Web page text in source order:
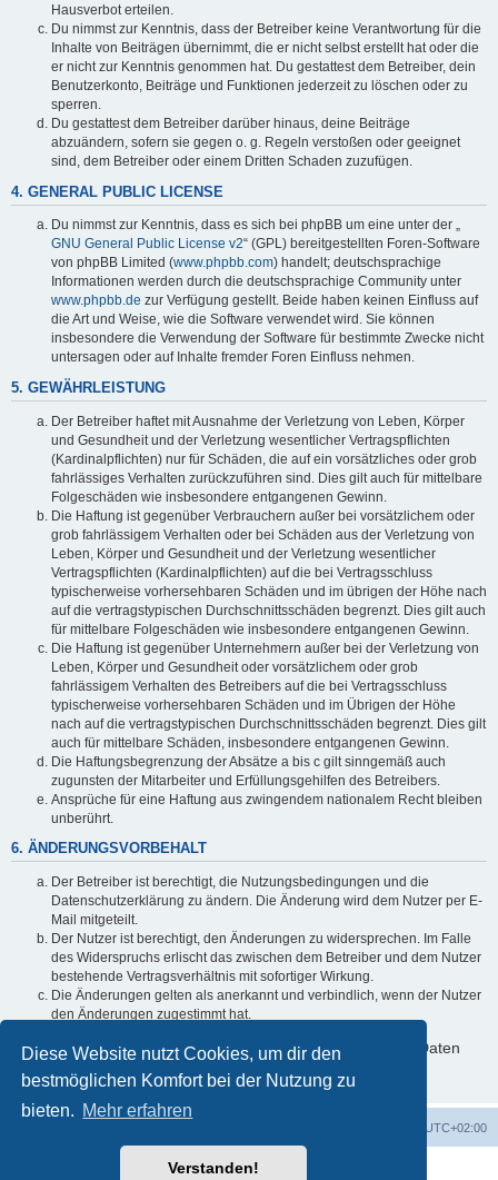
Diese Website nutzt Cookies, um dir den
bestmöglichen Komfort bei der Nutzung zu
bieten. Mehr erfahren
Verstanden!
Hausverbot erteilen.
Du nimmst zur Kenntnis, dass der Betreiber keine Verantwortung für die
Inhalte von Beiträgen übernimmt, die er nicht selbst erstellt hat oder die
er nicht zur Kenntnis genommen hat. Du gestattest dem Betreiber, dein
Benutzerkonto, Beiträge und Funktionen jederzeit zu löschen oder zu
sperren.
Du gestattest dem Betreiber darüber hinaus, deine Beiträge
abzuändern, sofern sie gegen o. g. Regeln verstoßen oder geeignet
sind, dem Betreiber oder einem Dritten Schaden zuzufügen.
4. GENERAL PUBLIC LICENSE
Du nimmst zur Kenntnis, dass es sich bei phpBB um eine unter der „
GNU General Public License v2“ (GPL) bereitgestellten Foren-Software
von phpBB Limited (www.phpbb.com) handelt; deutschsprachige
Informationen werden durch die deutschsprachige Community unter
www.phpbb.de zur Verfügung gestellt. Beide haben keinen Einfluss auf
die Art und Weise, wie die Software verwendet wird. Sie können
insbesondere die Verwendung der Software für bestimmte Zwecke nicht
untersagen oder auf Inhalte fremder Foren Einfluss nehmen.
5. GEWÄHRLEISTUNG
Der Betreiber haftet mit Ausnahme der Verletzung von Leben, Körper
und Gesundheit und der Verletzung wesentlicher Vertragspflichten
(Kardinalpflichten) nur für Schäden, die auf ein vorsätzliches oder grob
fahrlässiges Verhalten zurückzuführen sind. Dies gilt auch für mittelbare
Folgeschäden wie insbesondere entgangenen Gewinn.
Die Haftung ist gegenüber Verbrauchern außer bei vorsätzlichem oder
grob fahrlässigem Verhalten oder bei Schäden aus der Verletzung von
Leben, Körper und Gesundheit und der Verletzung wesentlicher
Vertragspflichten (Kardinalpflichten) auf die bei Vertragsschluss
typischerweise vorhersehbaren Schäden und im übrigen der Höhe nach
auf die vertragstypischen Durchschnittsschäden begrenzt. Dies gilt auch
für mittelbare Folgeschäden wie insbesondere entgangenen Gewinn.
Die Haftung ist gegenüber Unternehmern außer bei der Verletzung von
Leben, Körper und Gesundheit oder vorsätzlichem oder grob
fahrlässigem Verhalten des Betreibers auf die bei Vertragsschluss
typischerweise vorhersehbaren Schäden und im Übrigen der Höhe
nach auf die vertragstypischen Durchschnittsschäden begrenzt. Dies gilt
auch für mittelbare Schäden, insbesondere entgangenen Gewinn.
Die Haftungsbegrenzung der Absätze a bis c gilt sinngemäß auch
zugunsten der Mitarbeiter und Erfüllungsgehilfen des Betreibers.
Ansprüche für eine Haftung aus zwingendem nationalem Recht bleiben
unberührt.
6. ÄNDERUNGSVORBEHALT
Der Betreiber ist berechtigt, die Nutzungsbedingungen und die
Datenschutzerklärung zu ändern. Die Änderung wird dem Nutzer per E-
Mail mitgeteilt.
Der Nutzer ist berechtigt, den Änderungen zu widersprechen. Im Falle
des Widerspruchs erlischt das zwischen dem Betreiber und dem Nutzer
bestehende Vertragsverhältnis mit sofortiger Wirkung.
Die Änderungen gelten als anerkannt und verbindlich, wenn der Nutzer
den Änderungen zugestimmt hat.
Informationen über den Umgang mit deinen persönlichen Daten
sind in der Datenschutzerklärung enthalten.
UTC+02:00
Powered byphpBB® Forum Software © phpBB Limited